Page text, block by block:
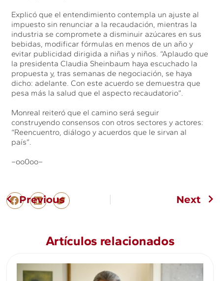
Explicó que el entendimiento contempla un ajuste al
impuesto sin renunciar a la recaudación, mientras la
industria se compromete a disminuir azúcares en sus
bebidas, modificar fórmulas en menos de un año y
evitar publicidad dirigida a niñas y niños. “Aplaudo que
la presidenta Claudia Sheinbaum haya escuchado la
propuesta y, tras semanas de negociación, se haya
dicho: adelante. Con este acuerdo se demuestra que
pesa más la salud que el aspecto recaudatorio”.
Monreal reiteró que el camino será seguir
construyendo consensos con otros sectores y actores:
“Reencuentro, diálogo y acuerdos que le sirvan al
país”.
–oo0oo–
Previous Next
Artículos relacionados